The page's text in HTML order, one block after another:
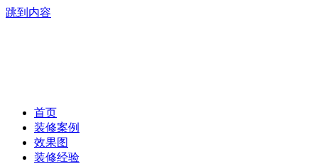
跳到内容
首页
装修案例
效果图
装修经验